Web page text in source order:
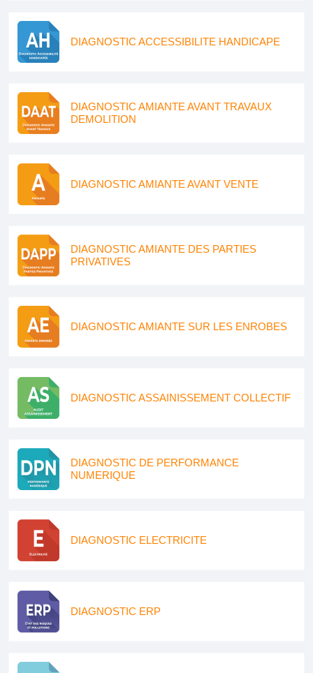
DIAGNOSTIC ACCESSIBILITE HANDICAPE
DIAGNOSTIC AMIANTE AVANT TRAVAUX
DEMOLITION
DIAGNOSTIC AMIANTE AVANT VENTE
DIAGNOSTIC AMIANTE DES PARTIES
PRIVATIVES
DIAGNOSTIC AMIANTE SUR LES ENROBES
DIAGNOSTIC ASSAINISSEMENT COLLECTIF
DIAGNOSTIC DE PERFORMANCE
NUMERIQUE
DIAGNOSTIC ELECTRICITE
DIAGNOSTIC ERP